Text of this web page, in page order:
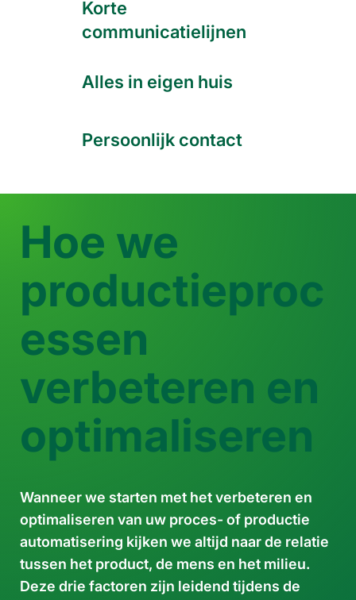
Korte
communicatielijnen
Alles in eigen huis
Persoonlijk contact
Hoe we
productieproc
essen
verbeteren en
optimaliseren
Wanneer we starten met het verbeteren en
optimaliseren van uw proces- of productie
automatisering kijken we altijd naar de relatie
tussen het product, de mens en het milieu.
Deze drie factoren zijn leidend tijdens de